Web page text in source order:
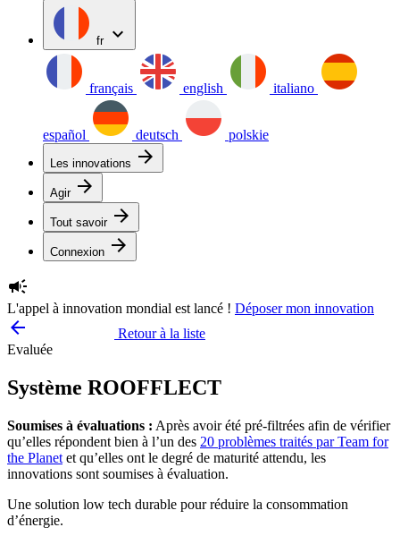
fr expand_more
français english italiano
español deutsch polskie
Les innovations arrow_forward
Agir arrow_forward
Tout savoir arrow_forward
Connexion arrow_forward
campaign
L'appel à innovation mondial est lancé ! Déposer mon innovation
arrow_backward
Retour à la liste
Evaluée
Système ROOFFLECT
Soumises à évaluations : Après avoir été pré-filtrées afin de vérifier
qu’elles répondent bien à l’un des 20 problèmes traités par Team for
the Planet et qu’elles ont le degré de maturité attendu, les
innovations sont soumises à évaluation.
Une solution low tech durable pour réduire la consommation
d’énergie.